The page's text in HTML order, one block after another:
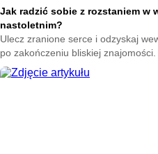
Jak radzić sobie z rozstaniem w
nastoletnim?
Ulecz zranione serce i odzyskaj
po zakończeniu bliskiej
skuteczne techniki na poprawę
dnia.